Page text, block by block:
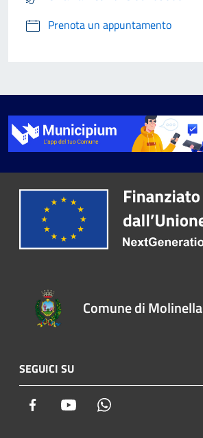
Prenota un appuntamento
Comune di Molinella
SEGUICI SU
Facebook Youtube